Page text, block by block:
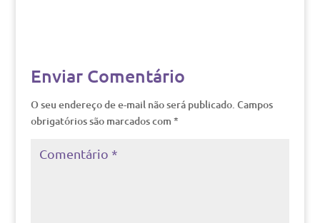
Enviar Comentário
O seu endereço de e-mail não será publicado. Campos
obrigatórios são marcados com *